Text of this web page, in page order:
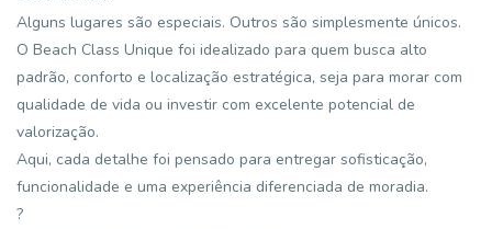
Alguns lugares são especiais. Outros são simplesmente únicos.
O Beach Class Unique foi idealizado para quem busca alto
padrão, conforto e localização estratégica, seja para morar com
qualidade de vida ou investir com excelente potencial de
valorização.
Aqui, cada detalhe foi pensado para entregar sofisticação,
funcionalidade e uma experiência diferenciada de moradia.
?